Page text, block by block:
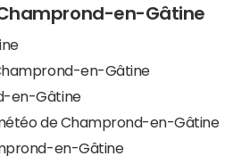
en-Gâtine
en-Gâtine
en-Gâtine
de Champrond-en-Gâtine
en-Gâtine